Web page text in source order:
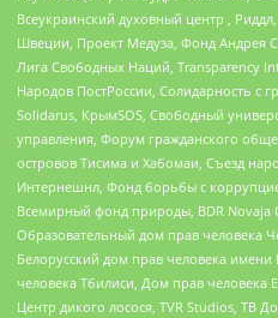
Всеукраинский духовный центр ,
Швеции, Проект Медуза, Фонд Андрея
Лига Свободных Наций, Transparеncy
Народов ПостРоссии, Солидарность с
Solidarus, КрымSOS, Свободный
управления, Форум гражданского
островов Тисима и Хабомаи, Съезд
Интернешнл, Фонд борьбы с
Всемирный фонд природы, BDR Novaja
Образовательный дом прав человека
Белорусский дом прав человека
человека Тбилиси, Дом прав
Центр дикого лосося, TVR Studios, ТВ